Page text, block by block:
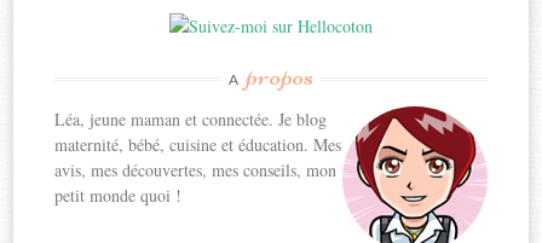
A propos
Léa, jeune maman et connectée. Je blog
maternité, bébé, cuisine et éducation. Mes
avis, mes découvertes, mes conseils, mon
petit monde quoi !